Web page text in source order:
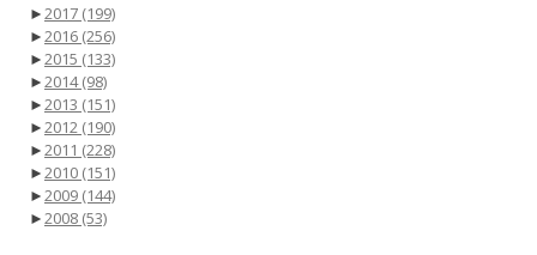
►2017 (199)
►2016 (256)
►2015 (133)
►2014(98)
►2013 (151)
►2012 (190)
►2011 (228)
►2010 (151)
►2009 (144)
►2008 (53)